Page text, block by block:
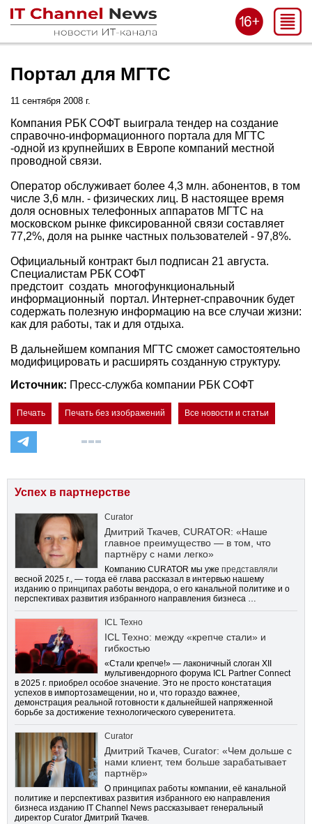
Портал для МГТС
11 сентября 2008 г.
Компания РБК СОФТ выиграла тендер на создание
справочно-информационного портала для МГТС
-одной из крупнейших в Европе компаний местной
проводной связи.
Оператор обслуживает более 4,3 млн. абонентов, в том
числе 3,6 млн. - физических лиц. В настоящее время
доля основных телефонных аппаратов МГТС на
московском рынке фиксированной связи составляет
77,2%, доля на рынке частных пользователей - 97,8%.
Официальный контракт был подписан 21 августа.
Специалистам РБК СОФТ
предстоит cоздать многофункциональный
информационный портал. Интернет-справочник будет
содержать полезную информацию на все случаи жизни:
как для работы, так и для отдыха.
В дальнейшем компания МГТС сможет самостоятельно
модифицировать и расширять созданную структуру.
Источник: Пресс-служба компании РБК СОФТ
Печать Печать без изображений Все новости и статьи
Успех в партнерстве
Curator
Дмитрий Ткачев, CURATOR: «Наше
главное преимущество — в том, что
партнёру с нами легко»
Компанию CURATOR мы уже представляли
весной 2025 г., — тогда её глава рассказал в интервью нашему
изданию о принципах работы вендора, о его канальной политике и о
перспективах развития избранного направления бизнеса …
ICL Техно
ICL Техно: между «крепче стали» и
гибкостью
«Стали крепче!» — лаконичный слоган XII
мультивендорного форума ICL Partner Connect
в 2025 г. приобрел особое значение. Это не просто констатация
успехов в импортозамещении, но и, что гораздо важнее,
демонстрация реальной готовности к дальнейшей напряженной
борьбе за достижение технологического суверенитета.
Curator
Дмитрий Ткачев, Curator: «Чем дольше с
нами клиент, тем больше зарабатывает
партнёр»
О принципах работы компании, её канальной
политике и перспективах развития избранного ею направления
бизнеса изданию IT Channel News рассказывает генеральный
директор Curator Дмитрий Ткачев.